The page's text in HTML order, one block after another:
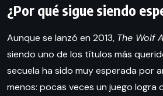
¿Por qué sigue siendo
Aunque se lanzó en 2013, The Wolf
siendo uno de los títulos más
secuela ha sido muy esperada por
menos: pocas veces un juego logra